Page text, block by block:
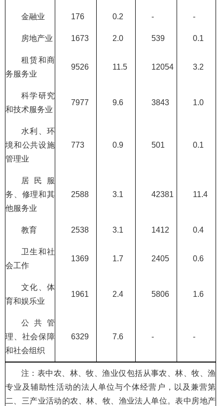
金融业 176 0.2 - -
房地产业 1673 2.0 539 0.1
租赁和商
务服务业
9526 11.5 12054 3.2
科学研究
和技术服务业
7977 9.6 3843 1.0
水利、环
境和公共设施
管理业
773 0.9 501 0.1
居民服
务、修理和其
他服务业
2588 3.1 42381 11.4
教育 2538 3.1 1412 0.4
卫生和社
会工作
1369 1.7 2405 0.6
文化、体
育和娱乐业
1961 2.4 5806 1.6
公共管
理、社会保障
和社会组织
6329 7.6 - -
注：表中农、林、牧、渔业仅包括从事农、林、牧、渔
专业及辅助性活动的法人单位与个体经营户，以及兼营第
二、三产业活动的农、林、牧、渔业法人单位。表中房地产